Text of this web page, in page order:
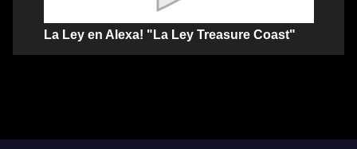
La Ley en Alexa! "La Ley Treasure Coast"